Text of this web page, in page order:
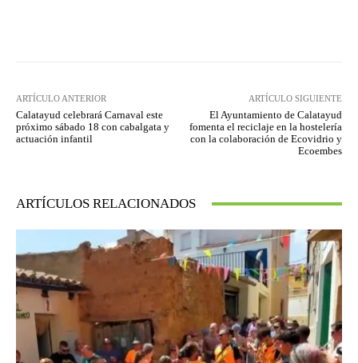
ARTÍCULO ANTERIOR
Calatayud celebrará Carnaval este
próximo sábado 18 con cabalgata y
actuación infantil
ARTÍCULO SIGUIENTE
El Ayuntamiento de Calatayud
fomenta el reciclaje en la hostelería
con la colaboración de Ecovidrio y
Ecoembes
ARTÍCULOS RELACIONADOS